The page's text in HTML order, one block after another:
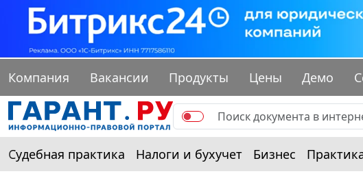
Компания Вакансии Продукты Цены Демо
Судебная практика Налоги и бухучет Бизнес